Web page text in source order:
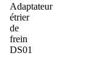
Adaptateur
étrier
de
frein
DS01